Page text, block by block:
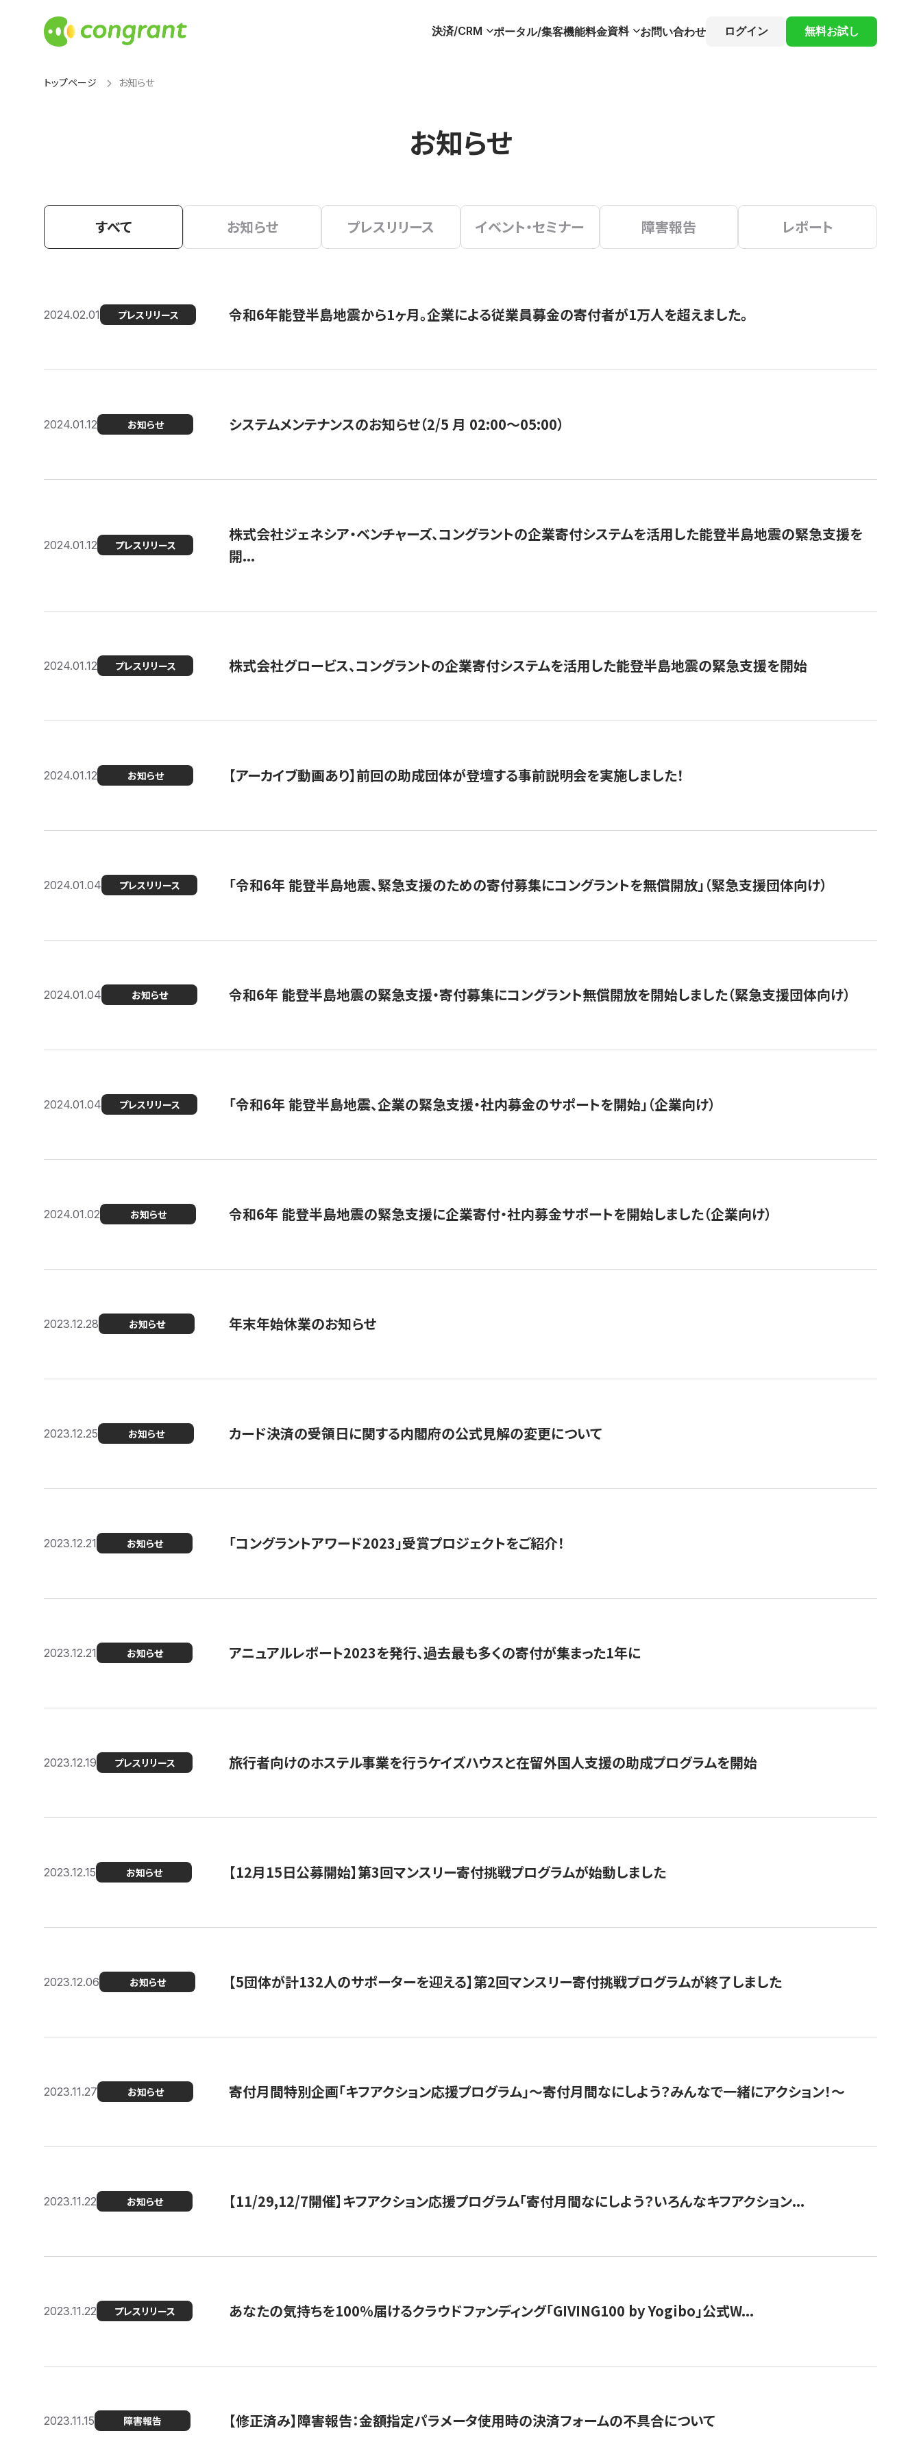
決済/CRM ポータル/集客機能料金資料 お問い合わせ ログイン 無料お試し
トップページ お知らせ
お知らせ
すべて お知らせ プレスリリース イベント・セミナー 障害報告 レポート
2024.02.01 プレスリリース 令和6年能登半島地震から1ヶ月。企業による従業員募金の寄付者が1万人を超えました。
2024.01.12 お知らせ システムメンテナンスのお知らせ（2/5 月 02:00〜05:00）
2024.01.12 プレスリリース
株式会社ジェネシア・ベンチャーズ、コングラントの企業寄付システムを活用した能登半島地震の緊急支援を
開...
2024.01.12 プレスリリース 株式会社グロービス、コングラントの企業寄付システムを活用した能登半島地震の緊急支援を開始
2024.01.12 お知らせ 【アーカイブ動画あり】前回の助成団体が登壇する事前説明会を実施しました！
2024.01.04 プレスリリース 「令和6年 能登半島地震、緊急支援のための寄付募集にコングラントを無償開放」（緊急支援団体向け）
2024.01.04 お知らせ 令和6年 能登半島地震の緊急支援・寄付募集にコングラント無償開放を開始しました（緊急支援団体向け）
2024.01.04 プレスリリース 「令和6年 能登半島地震、企業の緊急支援・社内募金のサポートを開始」（企業向け）
2024.01.02 お知らせ 令和6年 能登半島地震の緊急支援に企業寄付・社内募金サポートを開始しました（企業向け）
2023.12.28 お知らせ 年末年始休業のお知らせ
2023.12.25 お知らせ カード決済の受領日に関する内閣府の公式見解の変更について
2023.12.21 お知らせ 「コングラントアワード2023」受賞プロジェクトをご紹介！
2023.12.21 お知らせ アニュアルレポート2023を発行、過去最も多くの寄付が集まった1年に
2023.12.19 プレスリリース 旅行者向けのホステル事業を行うケイズハウスと在留外国人支援の助成プログラムを開始
2023.12.15 お知らせ 【12月15日公募開始】第3回マンスリー寄付挑戦プログラムが始動しました
2023.12.06 お知らせ 【5団体が計132人のサポーターを迎える】第2回マンスリー寄付挑戦プログラムが終了しました
2023.11.27 お知らせ 寄付月間特別企画「キフアクション応援プログラム」〜寄付月間なにしよう？みんなで一緒にアクション！〜
2023.11.22 お知らせ 【11/29,12/7開催】キフアクション応援プログラム「寄付月間なにしよう？いろんなキフアクション...
2023.11.22 プレスリリース あなたの気持ちを100％届けるクラウドファンディング「GIVING100 by Yogibo」公式W...
2023.11.15 障害報告 【修正済み】障害報告：金額指定パラメータ使用時の決済フォームの不具合について